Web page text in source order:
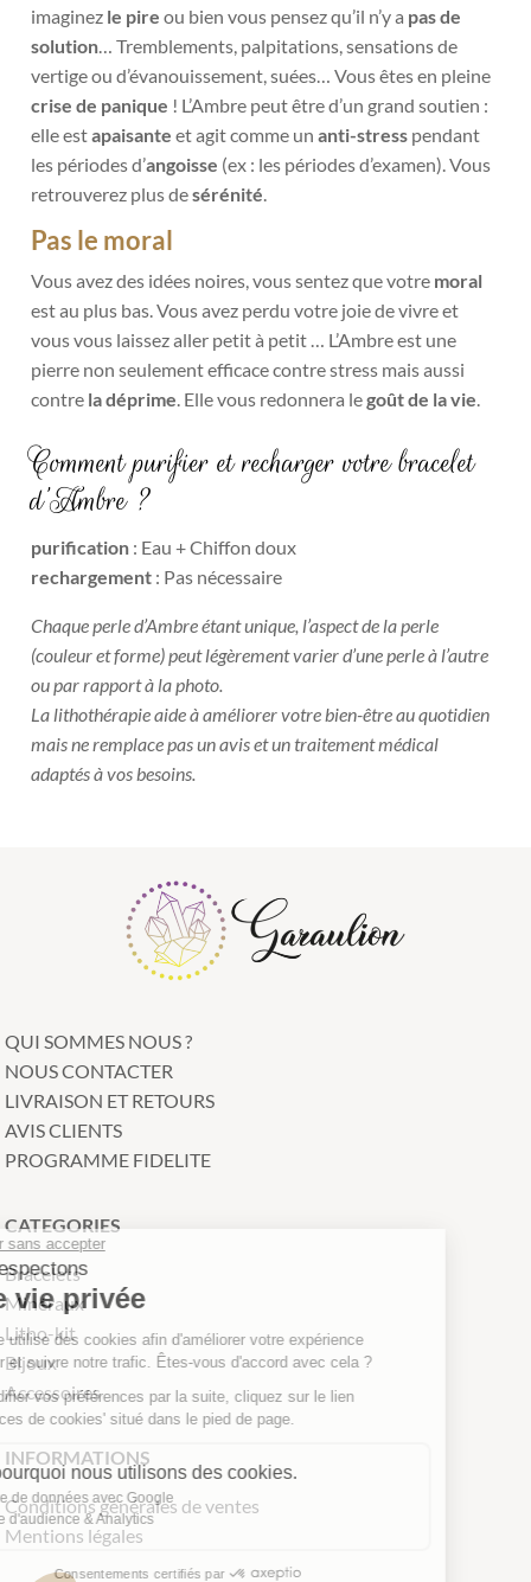
imaginez le pire ou bien vous pensez qu’il n’y a pas de
solution… Tremblements, palpitations, sensations de
vertige ou d’évanouissement, suées… Vous êtes en pleine
crise de panique ! L’Ambre peut être d’un grand soutien :
elle estapaisante et agit comme unanti-stress pendant
les périodes d’angoisse (ex : les périodes d’examen). Vous
retrouverez plus desérénité.
Pas le moral
Vous avez des idées noires, vous sentez que votre moral
est au plus bas. Vous avez perdu votre joie de vivre et
vous vous laissez aller petit à petit … L’Ambre est une
pierre non seulement efficace contre stress mais aussi
contre la déprime. Elle vous redonnera legoût de la vie.
Comment purifier et recharger votre bracelet
d’Ambre ?
purification : Eau + Chiffon doux
rechargement : Pas nécessaire
Chaque perle d’Ambre étant unique, l’aspect de la perle
(couleur et forme) peut légèrement varier d’une perle à l’autre
ou par rapport à la photo.
La lithothérapieaide à améliorer votre bien-être au quotidien
mais ne remplace pas un avis et un traitement médical
adaptés à vos besoins.
QUI SOMMES NOUS ?
NOUS CONTACTER
LIVRAISON ET RETOURS
AVIS CLIENTS
PROGRAMME FIDELITE
CATEGORIES
Bracelets
Minéraux
Litho-kit
Bijoux
Accessoires
INFORMATIONS
Conditions générales de ventes
Mentions légales
Continuer sans accepter
Nous respectons
votre vie privée
Notre site utilise des cookies afin
d'améliorer votre expérience utilisateur et
suivre notre trafic. Êtes-vous d'accord avec cela ?
Pour modifier vos préférences par la suite, cliquez sur le lien
'Préférences de cookies' situé dans le pied de page.
Voici pourquoi nous utilisons des cookies.
Partage de données avec Google
Mesure d'audience & Analytics
Consentements certifiés par